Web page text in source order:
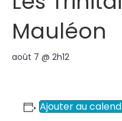
Mauléon
août 7 @ 2h12
Ajouter au